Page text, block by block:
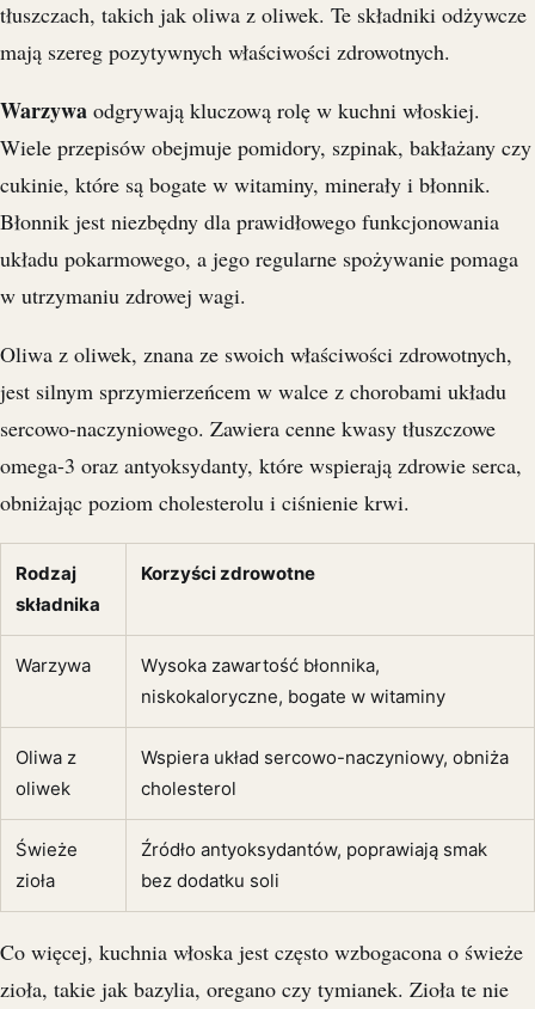
tłuszczach, takich jak oliwa z oliwek. Te składniki odżywcze
mają szereg pozytywnych właściwości zdrowotnych.
Warzywa odgrywają kluczową rolę w kuchni włoskiej.
Wiele przepisów obejmuje pomidory, szpinak, bakłażany czy
cukinie, które są bogate w witaminy, minerały i błonnik.
Błonnik jest niezbędny dla prawidłowego funkcjonowania
układu pokarmowego, a jego regularne spożywanie pomaga
w utrzymaniu zdrowej wagi.
Oliwa z oliwek, znana ze swoich właściwości zdrowotnych,
jest silnym sprzymierzeńcem w walce z chorobami układu
sercowo-naczyniowego. Zawiera cenne kwasy tłuszczowe
omega-3 oraz antyoksydanty, które wspierają zdrowie serca,
obniżając poziom cholesterolu i ciśnienie krwi.
Rodzaj
składnika
Korzyści zdrowotne
Warzywa
Wysoka zawartość błonnika,
niskokaloryczne, bogate w witaminy
Oliwa z
oliwek
Wspiera układ sercowo-naczyniowy, obniża
cholesterol
Świeże
zioła
Źródło antyoksydantów, poprawiają smak
bez dodatku soli
Co więcej, kuchnia włoska jest często wzbogacona o świeże
zioła, takie jak bazylia, oregano czy tymianek. Zioła te nie